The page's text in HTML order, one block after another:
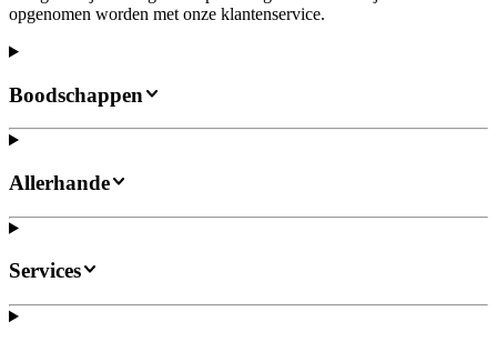
opgenomen worden met onze klantenservice.
Boodschappen
Allerhande
Services